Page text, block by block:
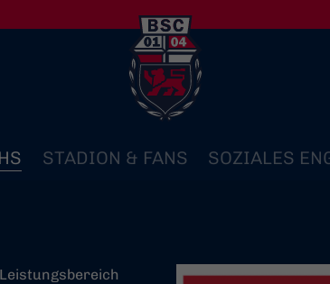
STADION & FANS SOZIALES